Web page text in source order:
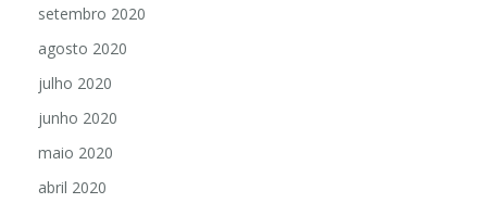
setembro 2020
agosto 2020
julho 2020
junho 2020
maio 2020
abril 2020